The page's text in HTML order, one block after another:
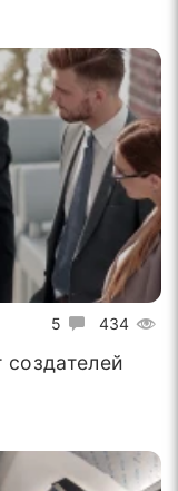
5 434